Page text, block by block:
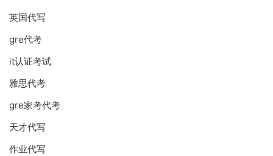
英国代写
gre代考
it认证考试
雅思代考
gre家考代考
天才代写
作业代写